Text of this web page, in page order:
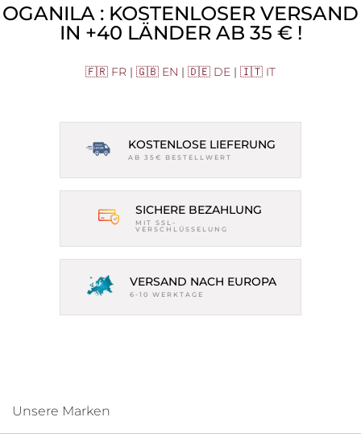
OGANILA : KOSTENLOSER VERSAND
IN +40 LÄNDER AB 35 € !
🇫🇷 FR | 🇬🇧 EN | 🇩🇪 DE | 🇮🇹 IT
KOSTENLOSE LIEFERUNG
AB 35€ BESTELLWERT
SICHERE BEZAHLUNG
MIT SSL-
VERSCHLÜSSELUNG
VERSAND NACH EUROPA
6-10 WERKTAGE
Unsere Marken